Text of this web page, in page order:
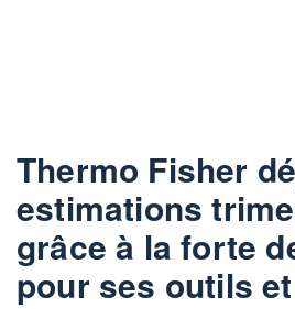
Thermo Fisher
estimations
grâce à la forte
pour ses outils